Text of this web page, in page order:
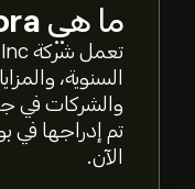
ما هي
السنوية،
الآن.